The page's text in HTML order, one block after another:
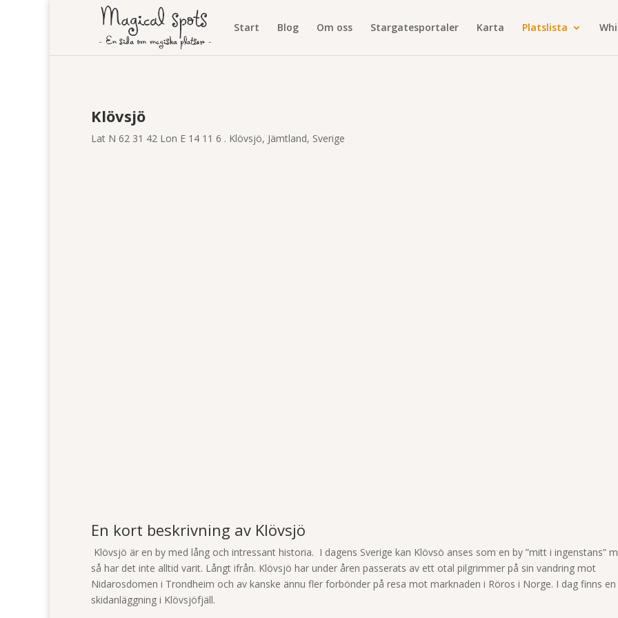
Start Blog Om oss Stargatesportaler Karta Platslista
Klövsjö
Lat N 62 31 42 Lon E 14 11 6 . Klövsjö, Jämtland, Sverige
En kort beskrivning av Klövsjö
Klövsjö är en by med lång och intressant historia. I dagens Sverige kan Klövsö anses som en by ”mitt i ingenstans”
så har det inte alltid varit. Långt ifrån. Klövsjö har under åren passerats av ett otal pilgrimmer på sin vandring mot
Nidarosdomen i Trondheim och av kanske ännu fler forbönder på resa mot marknaden i Röros i Norge. I dag finns en
skidanläggning i Klövsjöfjäll.